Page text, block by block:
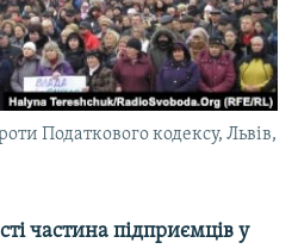
Податкового кодексу, Львів,
частина підприємців у